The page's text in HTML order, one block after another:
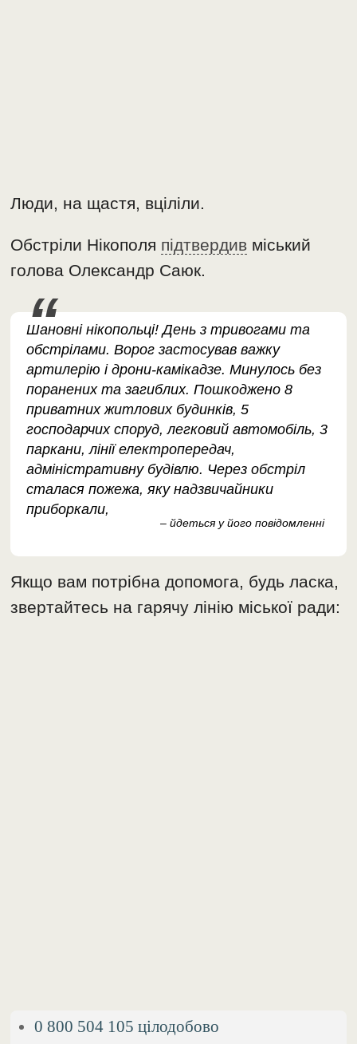
Люди, на щастя, вціліли.
Обстріли Нікополя підтвердив міський
голова Олександр Саюк.
Шановні нікопольці! День з тривогами та
обстрілами. Ворог застосував важку
артилерію і дрони-камікадзе. Минулось без
поранених та загиблих. Пошкоджено 8
приватних житлових будинків, 5
господарчих споруд, легковий автомобіль, 3
паркани, лінії електропередач,
адміністративну будівлю. Через обстріл
сталася пожежа, яку надзвичайники
приборкали,
– йдеться у його повідомленні
Якщо вам потрібна допомога, будь ласка,
звертайтесь на гарячу лінію міської ради:
0 800 504 105 цілодобово